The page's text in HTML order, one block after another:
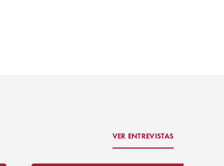
VER ENTREVISTAS